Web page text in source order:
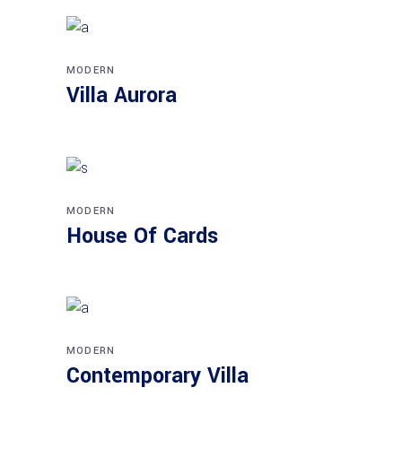
MODERN
Villa Aurora
MODERN
House Of Cards
MODERN
Contemporary Villa